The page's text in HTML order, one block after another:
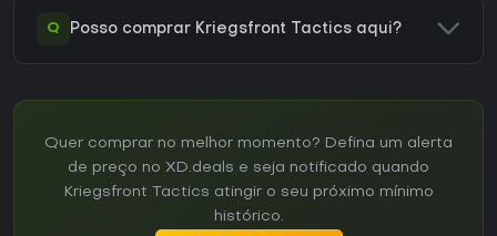
Q Posso comprar Kriegsfront Tactics aqui?
Quer comprar no melhor momento? Defina um alerta
de preço no XD.deals e seja notificado quando
Kriegsfront Tactics atingir o seu próximo mínimo
histórico.